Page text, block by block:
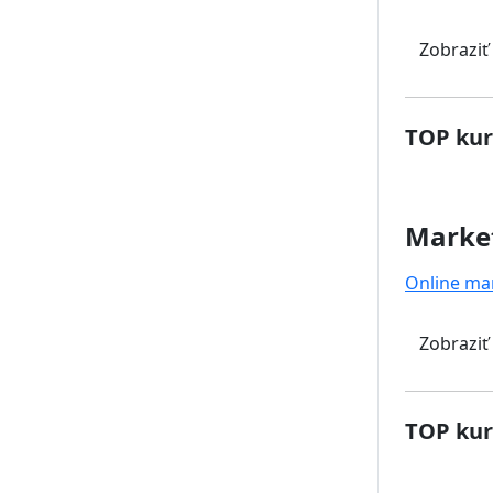
Zobraziť
TOP
Online
Zobraziť
TOP